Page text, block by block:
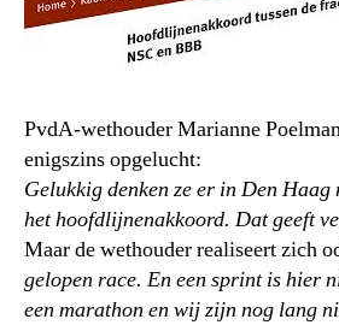
PvdA-wethouder Marianne
enigszins opgelucht:
Gelukkig denken ze er in Den
het hoofdlijnenakkoord. Dat geeft
Maar de wethouder realiseert zich
gelopen race. En een sprint is hier
een marathon en wij zijn nog lang